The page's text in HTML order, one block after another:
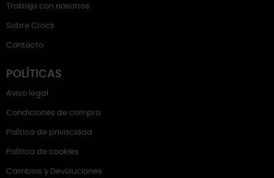
Trabaja con nosotros
Sobre Crocs
Contacto
POLÍTICAS
Aviso legal
Condiciones de compra
Política de privacidad
Política de cookies
Cambios y Devoluciones